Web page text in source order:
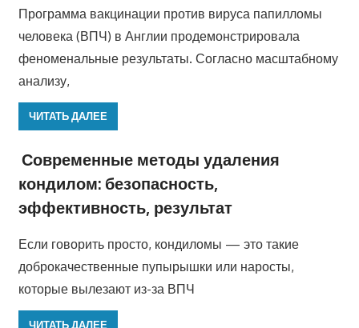
Программа вакцинации против вируса папилломы
человека (ВПЧ) в Англии продемонстрировала
феноменальные результаты. Согласно масштабному
анализу,
ЧИТАТЬ ДАЛЕЕ
Современные методы удаления
кондилом: безопасность,
эффективность, результат
Если говорить просто, кондиломы — это такие
доброкачественные пупырышки или наросты,
которые вылезают из-за ВПЧ
ЧИТАТЬ ДАЛЕЕ